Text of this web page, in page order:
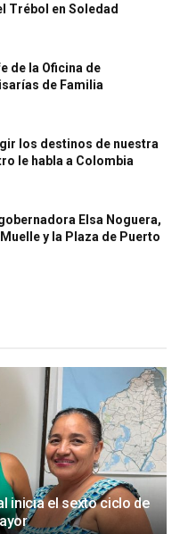
Trébol en Soledad
de la Oficina de
de Familia
los destinos de nuestra
le habla a Colombia
Elsa Noguera,
y la Plaza de Puerto
inicia el sexto ciclo de